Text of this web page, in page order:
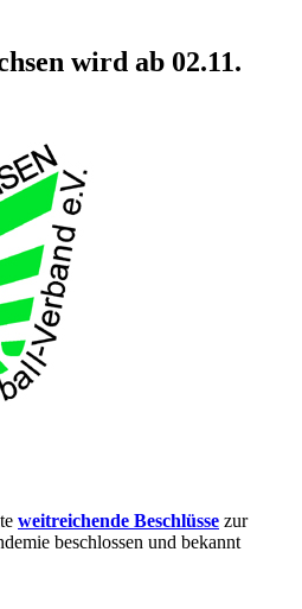
wird ab 02.11.
weitreichende Beschlüsse zur
beschlossen und bekannt